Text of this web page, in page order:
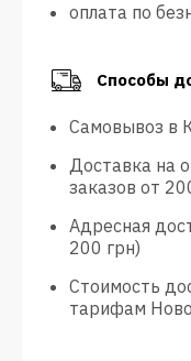
оплата по
Способы
Самовывоз в
Доставка на
заказов от
Адресная
200 грн)
Стоимость
тарифам